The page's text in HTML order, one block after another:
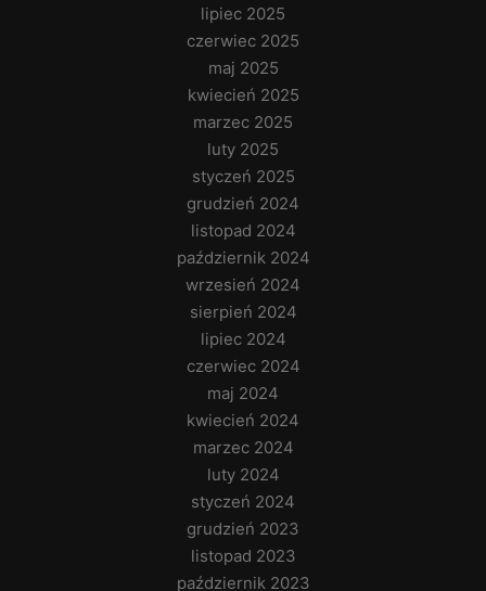
lipiec 2025
czerwiec 2025
maj 2025
kwiecień 2025
marzec 2025
luty 2025
styczeń 2025
grudzień 2024
listopad 2024
październik 2024
wrzesień 2024
sierpień 2024
lipiec 2024
czerwiec 2024
maj 2024
kwiecień 2024
marzec 2024
luty 2024
styczeń 2024
grudzień 2023
listopad 2023
październik 2023